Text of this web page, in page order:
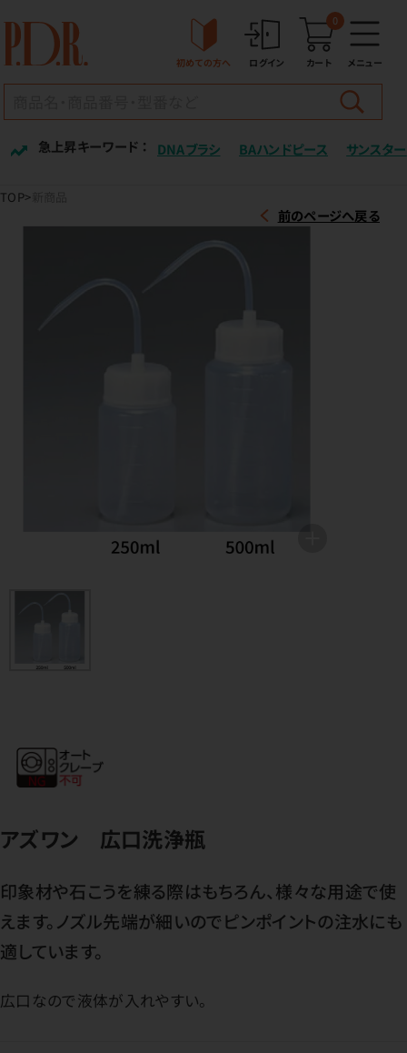
初めての方へ ログイン カート
0
メニュー
急上昇キーワード ： DNAブラシ BAハンドピース サンスター
TOP
前のページへ戻る
アズワン 広口洗浄瓶
印象材や石こうを練る際はもちろん、様々な用途で使
えます。ノズル先端が細いのでピンポイントの注水にも
適しています。
広口なので液体が入れやすい。